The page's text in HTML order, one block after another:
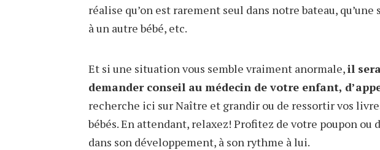
réalise qu’on est rarement seul dans notre bateau,
à un autre bébé, etc.
Et si une situation vous semble vraiment anormale,il
demander conseil au médecin de votre enfant,
recherche ici sur Naître et grandir ou de ressortir vos
bébés. En attendant, relaxez! Profitez de votre poupon ou
dans son développement, à son rythme à lui.